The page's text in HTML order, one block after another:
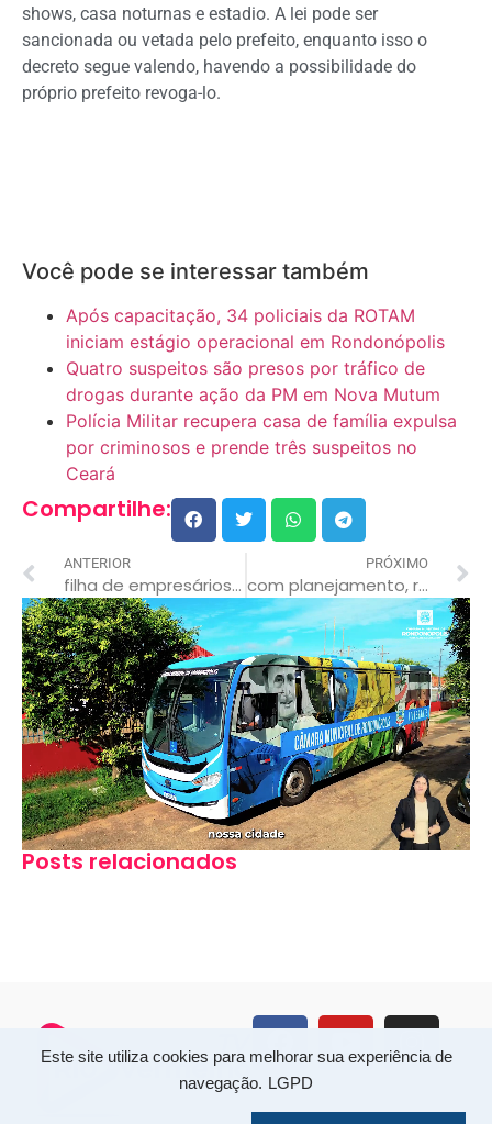
Este site utiliza cookies para melhorar sua experiência de
navegação. LGPD
shows, casa noturnas e estadio. A lei pode ser
sancionada ou vetada pelo prefeito, enquanto isso o
decreto segue valendo, havendo a possibilidade do
próprio prefeito revoga-lo.
Você pode se interessar também
Após capacitação, 34 policiais da ROTAM
iniciam estágio operacional em Rondonópolis
Quatro suspeitos são presos por tráfico de
drogas durante ação da PM em Nova Mutum
Polícia Militar recupera casa de família expulsa
por criminosos e prende três suspeitos no
Ceará
Compartilhe:
ANTERIOR
filha de empresários e sindicalista morreram em explosão garimpo de mt
PRÓXIMO
com planejamento, rondonópolis evita crise hídrica
Posts relacionados